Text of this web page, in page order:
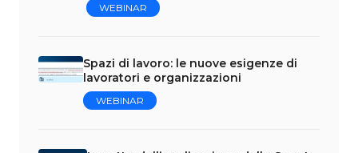
WEBINAR
Spazi di lavoro: le nuove esigenze di
lavoratori e organizzazioni
WEBINAR